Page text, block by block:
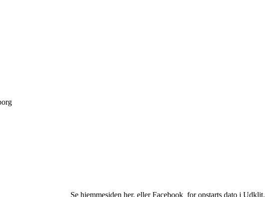
hjemmesiden her, eller Facebook for opstarts dato i Udklit.